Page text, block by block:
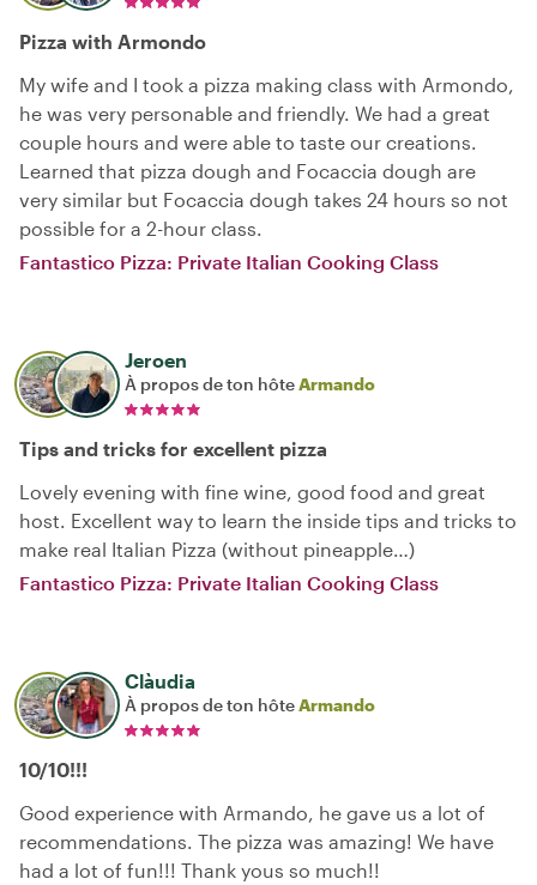
Pizza with Armondo
My wife and I took a pizza making class with Armondo,
he was very personable and friendly. We had a great
couple hours and were able to taste our creations.
Learned that pizza dough and Focaccia dough are
very similar but Focaccia dough takes 24 hours so not
possible for a 2-hour class.
Fantastico Pizza: Private Italian Cooking Class
Jeroen
À propos de ton hôteArmando
Tips and tricks for excellent pizza
Lovely evening with fine wine, good food and great
host. Excellent way to learn the inside tips and tricks to
make real Italian Pizza (without pineapple…)
Fantastico Pizza: Private Italian Cooking Class
Clàudia
À propos de ton hôteArmando
10/10!!!
Good experience with Armando, he gave us a lot of
recommendations. The pizza was amazing! We have
had a lot of fun!!! Thank yous so much!!